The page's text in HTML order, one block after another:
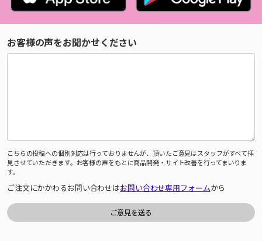
お客様の声をお聞かせください
こちらの投稿への個別対応は行っておりませんが、頂いたご意見はスタッフがすべて拝
見させていただきます。お客様の声をもとに商品開発・サイト改善を行ってまいりま
す。
ご注文にかかわるお問い合わせはお問い合わせ専用フォームから